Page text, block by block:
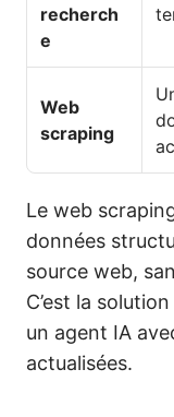
recherch
e
Web
scraping
Le web
données
source web,
C’est la
un agent IA
actualisées.